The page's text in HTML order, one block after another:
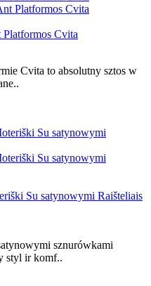
Cvita
Cvita to absolutny sztos w
Su satynowymi Raišteliais
sznurówkami
styl ir komf..